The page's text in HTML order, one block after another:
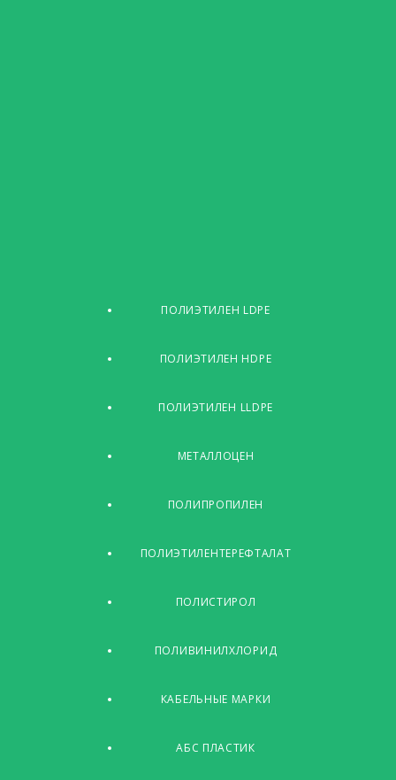
ПОЛИЭТИЛЕН LDPE
ПОЛИЭТИЛЕН HDPE
ПОЛИЭТИЛЕН LLDPE
МЕТАЛЛОЦЕН
ПОЛИПРОПИЛЕН
ПОЛИЭТИЛЕНТЕРЕФТАЛАТ
ПОЛИСТИРОЛ
ПОЛИВИНИЛХЛОРИД
КАБЕЛЬНЫЕ МАРКИ
АБС ПЛАСТИК